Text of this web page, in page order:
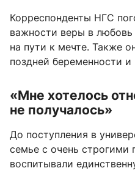
Корреспонденты НГС
важности веры в любовь
на пути к мечте. Также
поздней беременности и
«Мне хотелось
не получалось»
До поступления в
семье с очень строгими
воспитывали